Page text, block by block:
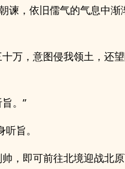
谏，依旧儒气的气息中渐
万，意图侵我领土，还
。”
旨。
，即可前往北境迎战北